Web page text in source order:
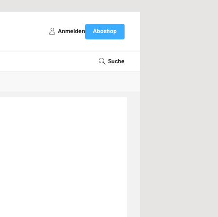
Anmelden Aboshop
Suche